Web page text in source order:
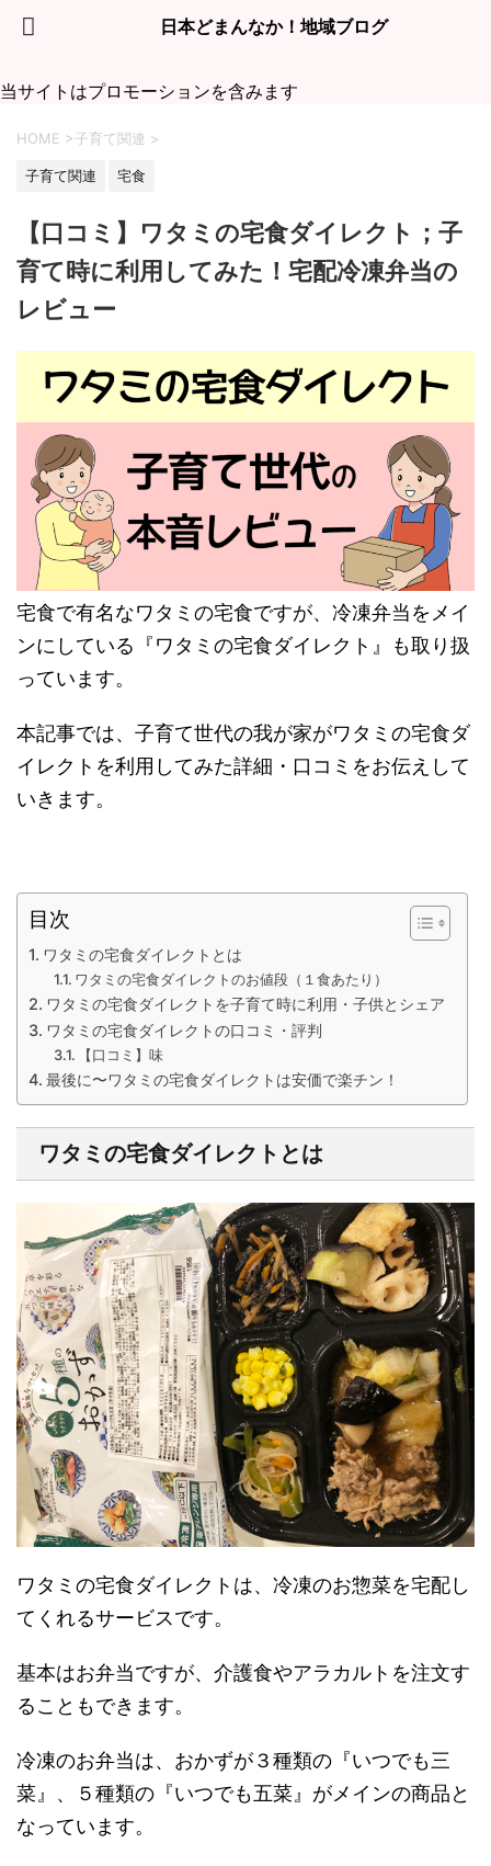
日本どまんなか！地域ブログ
当サイトはプロモーションを含みます
HOME >子育て関連 >
子育て関連 宅食
【口コミ】ワタミの宅食ダイレクト；子
育て時に利用してみた！宅配冷凍弁当の
レビュー
宅食で有名なワタミの宅食ですが、冷凍弁当をメイ
ンにしている『ワタミの宅食ダイレクト』も取り扱
っています。
本記事では、子育て世代の我が家がワタミの宅食ダ
イレクトを利用してみた詳細・口コミをお伝えして
いきます。
目次
ワタミの宅食ダイレクトとは
ワタミの宅食ダイレクトのお値段（１食あたり）
ワタミの宅食ダイレクトを子育て時に利用・子供とシェア
ワタミの宅食ダイレクトの口コミ・評判
【口コミ】味
最後に〜ワタミの宅食ダイレクトは安価で楽チン！
ワタミの宅食ダイレクトとは
ワタミの宅食ダイレクトは、冷凍のお惣菜を宅配し
てくれるサービスです。
基本はお弁当ですが、介護食やアラカルトを注文す
ることもできます。
冷凍のお弁当は、おかずが３種類の『いつでも三
菜』、５種類の『いつでも五菜』がメインの商品と
なっています。